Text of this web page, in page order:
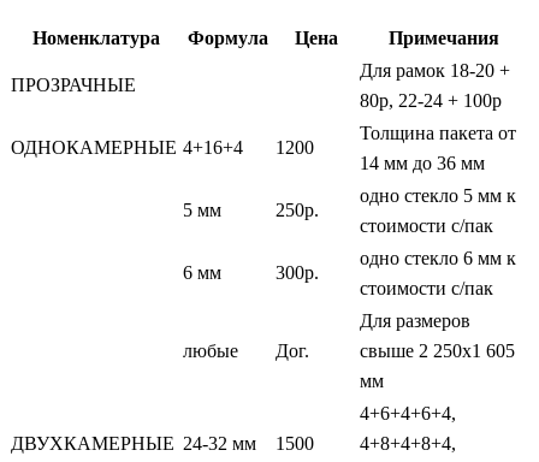
Номенклатура Формула Цена Примечания
ПРОЗРАЧНЫЕ
Для рамок 18-20 +
80р, 22-24 + 100р
ОДНОКАМЕРНЫЕ 4+16+4 1200
Толщина пакета от
14 мм до 36 мм
5 мм 250р.
одно стекло 5 мм к
стоимости с/пак
6 мм 300р.
одно стекло 6 мм к
стоимости с/пак
любые Дог.
Для размеров
свыше 2 250х1 605
мм
ДВУХКАМЕРНЫЕ 24-32 мм 1500
4+6+4+6+4,
4+8+4+8+4,